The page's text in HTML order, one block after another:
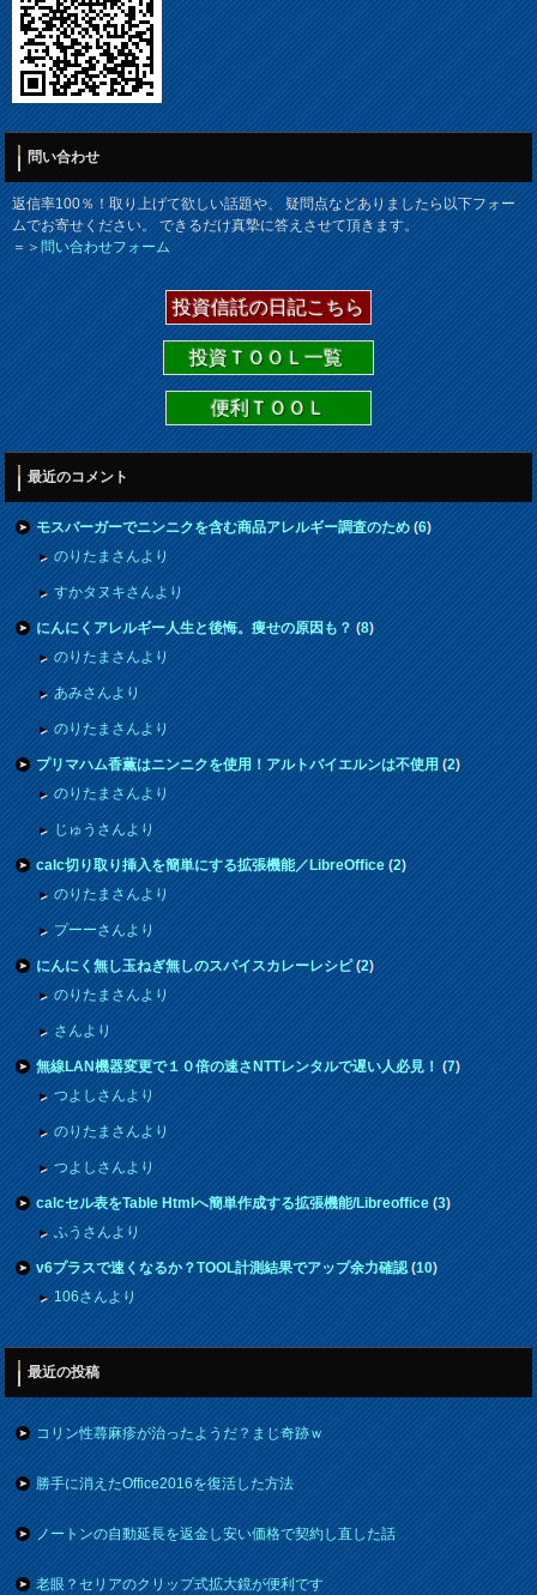
問い合わせ
返信率100％！取り上げて欲しい話題や、 疑問点などありましたら以下フォー
ムでお寄せください。 できるだけ真摯に答えさせて頂きます。
＝＞問い合わせフォーム
投資信託の日記こちら
投資ＴＯＯＬ一覧
便利ＴＯＯＬ
最近のコメント
モスバーガーでニンニクを含む商品アレルギー調査のため(6)
のりたまさんより
すかタヌキさんより
にんにくアレルギー人生と後悔。痩せの原因も？(8)
のりたまさんより
あみさんより
のりたまさんより
プリマハム香薫はニンニクを使用！アルトバイエルンは不使用(2)
のりたまさんより
じゅうさんより
calc切り取り挿入を簡単にする拡張機能／LibreOffice(2)
のりたまさんより
プーーさんより
にんにく無し玉ねぎ無しのスパイスカレーレシピ(2)
のりたまさんより
さんより
無線LAN機器変更で１０倍の速さNTTレンタルで遅い人必見！(7)
つよしさんより
のりたまさんより
つよしさんより
calcセル表をTable Htmlへ簡単作成する拡張機能/Libreoffice(3)
ふうさんより
v6プラスで速くなるか？TOOL計測結果でアップ余力確認(10)
106さんより
最近の投稿
コリン性蕁麻疹が治ったようだ？まじ奇跡ｗ
勝手に消えたOffice2016を復活した方法
ノートンの自動延長を返金し安い価格で契約し直した話
老眼？セリアのクリップ式拡大鏡が便利です